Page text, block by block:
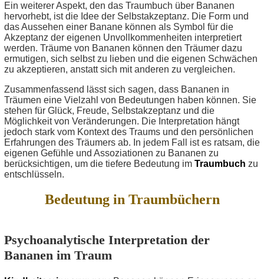
Ein weiterer Aspekt, den das Traumbuch über Bananen
hervorhebt, ist die Idee der Selbstakzeptanz. Die Form und
das Aussehen einer Banane können als Symbol für die
Akzeptanz der eigenen Unvollkommenheiten interpretiert
werden. Träume von Bananen können den Träumer dazu
ermutigen, sich selbst zu lieben und die eigenen Schwächen
zu akzeptieren, anstatt sich mit anderen zu vergleichen.
Zusammenfassend lässt sich sagen, dass Bananen in
Träumen eine Vielzahl von Bedeutungen haben können. Sie
stehen für Glück, Freude, Selbstakzeptanz und die
Möglichkeit von Veränderungen. Die Interpretation hängt
jedoch stark vom Kontext des Traums und den persönlichen
Erfahrungen des Träumers ab. In jedem Fall ist es ratsam, die
eigenen Gefühle und Assoziationen zu Bananen zu
berücksichtigen, um die tiefere Bedeutung im Traumbuch zu
entschlüsseln.
Bedeutung in Traumbüchern
Psychoanalytische Interpretation der
Bananen im Traum